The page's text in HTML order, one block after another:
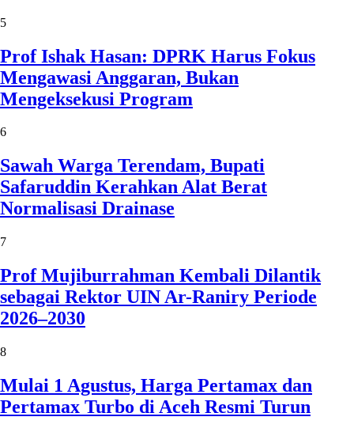
5
Prof Ishak Hasan: DPRK Harus Fokus
Mengawasi Anggaran, Bukan
Mengeksekusi Program
6
Sawah Warga Terendam, Bupati
Safaruddin Kerahkan Alat Berat
Normalisasi Drainase
7
Prof Mujiburrahman Kembali Dilantik
sebagai Rektor UIN Ar-Raniry Periode
2026–2030
8
Mulai 1 Agustus, Harga Pertamax dan
Pertamax Turbo di Aceh Resmi Turun